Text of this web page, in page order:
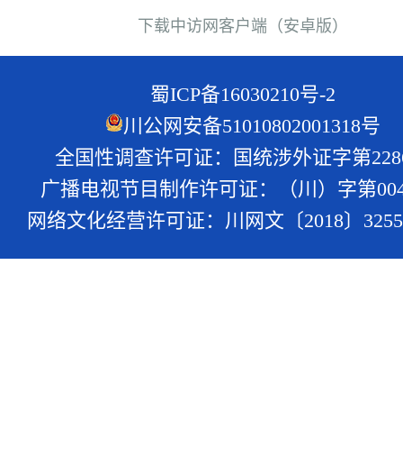
下载中访网客户端（安卓版）
蜀ICP备16030210号-2
川公网安备51010802001318号
全国性调查许可证：国统涉外证字第
广播电视节目制作许可证：（川）字第
网络文化经营许可证：川网文〔2018〕